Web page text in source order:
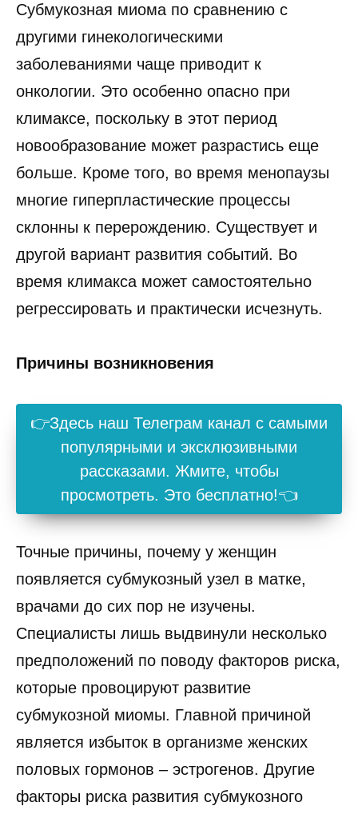
Субмукозная миома по сравнению с
другими гинекологическими
заболеваниями чаще приводит к
онкологии. Это особенно опасно при
климаксе, поскольку в этот период
новообразование может разрастись еще
больше. Кроме того, во время менопаузы
многие гиперпластические процессы
склонны к перерождению. Существует и
другой вариант развития событий. Во
время климакса может самостоятельно
регрессировать и практически исчезнуть.
Причины возникновения
👉Здесь наш Телеграм канал с самыми
популярными и эксклюзивными
рассказами. Жмите, чтобы
просмотреть. Это бесплатно!👈
Точные причины, почему у женщин
появляется субмукозный узел в матке,
врачами до сих пор не изучены.
Специалисты лишь выдвинули несколько
предположений по поводу факторов риска,
которые провоцируют развитие
субмукозной миомы. Главной причиной
является избыток в организме женских
половых гормонов – эстрогенов. Другие
факторы риска развития субмукозного